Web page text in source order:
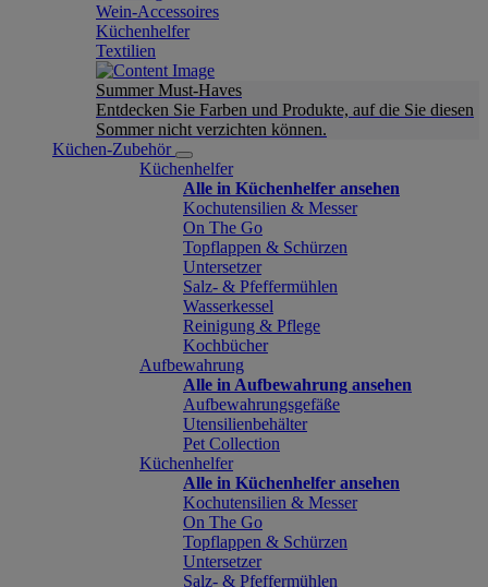
Wein-Accessoires
Küchenhelfer
Textilien
Summer Must-Haves
Entdecken Sie Farben und Produkte, auf die Sie diesen
Sommer nicht verzichten können.
Küchen-Zubehör
Küchenhelfer
Alle in Küchenhelfer ansehen
Kochutensilien & Messer
On The Go
Topflappen & Schürzen
Untersetzer
Salz- & Pfeffermühlen
Wasserkessel
Reinigung & Pflege
Kochbücher
Aufbewahrung
Alle in Aufbewahrung ansehen
Aufbewahrungsgefäße
Utensilienbehälter
Pet Collection
Küchenhelfer
Alle in Küchenhelfer ansehen
Kochutensilien & Messer
On The Go
Topflappen & Schürzen
Untersetzer
Salz- & Pfeffermühlen